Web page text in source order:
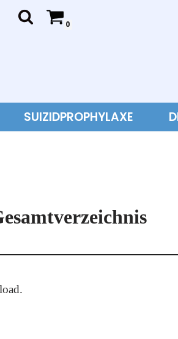
0
SUIZIDPROPHYLAXE